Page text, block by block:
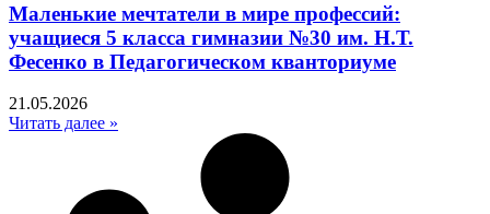
Маленькие мечтатели в мире профессий:
учащиеся 5 класса гимназии №30 им. Н.Т.
Фесенко в Педагогическом кванториуме
21.05.2026
Читать далее »